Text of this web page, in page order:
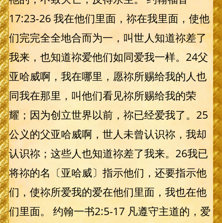
17:23-26 我在他们里面，祢在我里面，使他
们完完全全地合而为一，叫世人知道祢差了
我来，也知道祢爱他们如同爱我一样。24父
亚哈威啊，我在哪里，愿祢所赐给我的人也
同我在那里，叫他们看见祢所赐给我的荣
耀；因为创立世界以前，祢已经爱我了。25
公义的父亚哈威啊，世人未曾认识祢，我却
认识祢；这些人也知道祢差了我来。26我已
将祢的名〔亚哈威〕指示他们，还要指示他
们，使祢所爱我的爱在他们里面，我也在他
们里面。 约翰一书2:5-17 凡遵守主道的，爱